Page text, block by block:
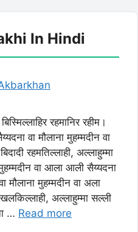
In Hindi
रहमानिर रहीम।
वा मौलाना मुहम्मदीन वा
रहमतिल्लाही, अल्लाहुम्मा
वा आला आली सैय्यदना
मौलाना मुहम्मदीन वा अला
अल्लाहुम्मा सल्ली
… Read more